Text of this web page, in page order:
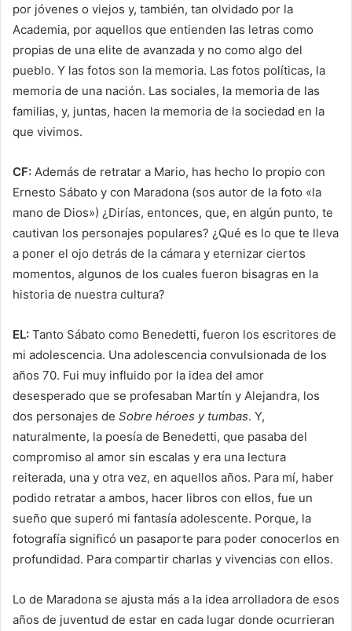
por jóvenes o viejos y, también, tan olvidado por la
Academia, por aquellos que entienden las letras como
propias de una elite de avanzada y no como algo del
pueblo. Y las fotos son la memoria. Las fotos políticas, la
memoria de una nación. Las sociales, la memoria de las
familias, y, juntas, hacen la memoria de la sociedad en la
que vivimos.
CF: Además de retratar a Mario, has hecho lo propio con
Ernesto Sábato y con Maradona (sos autor de la foto «la
mano de Dios») ¿Dirías, entonces, que, en algún punto, te
cautivan los personajes populares? ¿Qué es lo que te lleva
a poner el ojo detrás de la cámara y eternizar ciertos
momentos, algunos de los cuales fueron bisagras en la
historia de nuestra cultura?
EL: Tanto Sábato como Benedetti, fueron los escritores de
mi adolescencia. Una adolescencia convulsionada de los
años 70. Fui muy influido por la idea del amor
desesperado que se profesaban Martín y Alejandra, los
dos personajes de Sobre héroes y tumbas. Y,
naturalmente, la poesía de Benedetti, que pasaba del
compromiso al amor sin escalas y era una lectura
reiterada, una y otra vez, en aquellos años. Para mí, haber
podido retratar a ambos, hacer libros con ellos, fue un
sueño que superó mi fantasía adolescente. Porque, la
fotografía significó un pasaporte para poder conocerlos en
profundidad. Para compartir charlas y vivencias con ellos.
Lo de Maradona se ajusta más a la idea arrolladora de esos
años de juventud de estar en cada lugar donde ocurrieran